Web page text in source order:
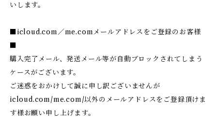
いします。
■icloud.com／me.comメールアドレスをご登録のお客様
■
購入完了メール、発送メール等が自動ブロックされてしまう
ケースがございます。
ご迷惑をおかけして誠に申し訳ございませんが
icloud.com/me.com/以外のメールアドレスをご登録頂けま
す様お願い申し上げます。